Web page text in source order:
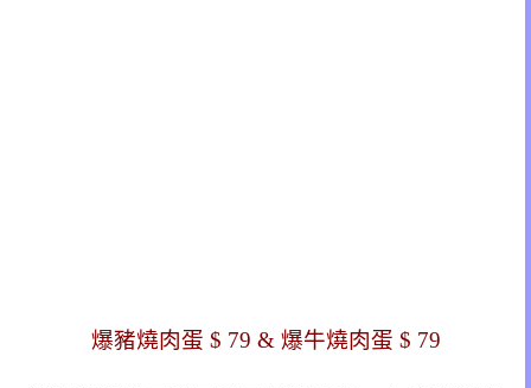
爆豬燒肉蛋 $ 79 & 爆牛燒肉蛋 $ 79